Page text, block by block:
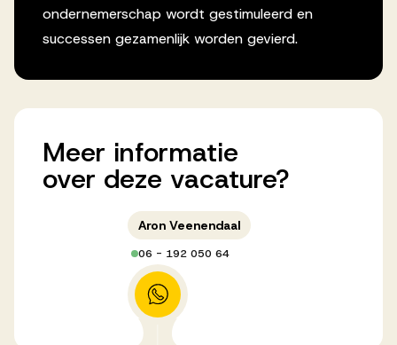
ondernemerschap wordt gestimuleerd en
successen gezamenlijk worden gevierd.
Meer informatie
over deze vacature?
Aron Veenendaal
06 - 192 050 64